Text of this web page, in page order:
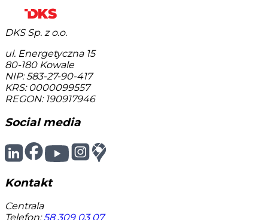
DKS Sp. z o.o.
ul. Energetyczna 15
80-180 Kowale
NIP: 583-27-90-417
KRS: 0000099557
REGON: 190917946
Social media
Kontakt
Centrala
Telefon: 58 309 03 07